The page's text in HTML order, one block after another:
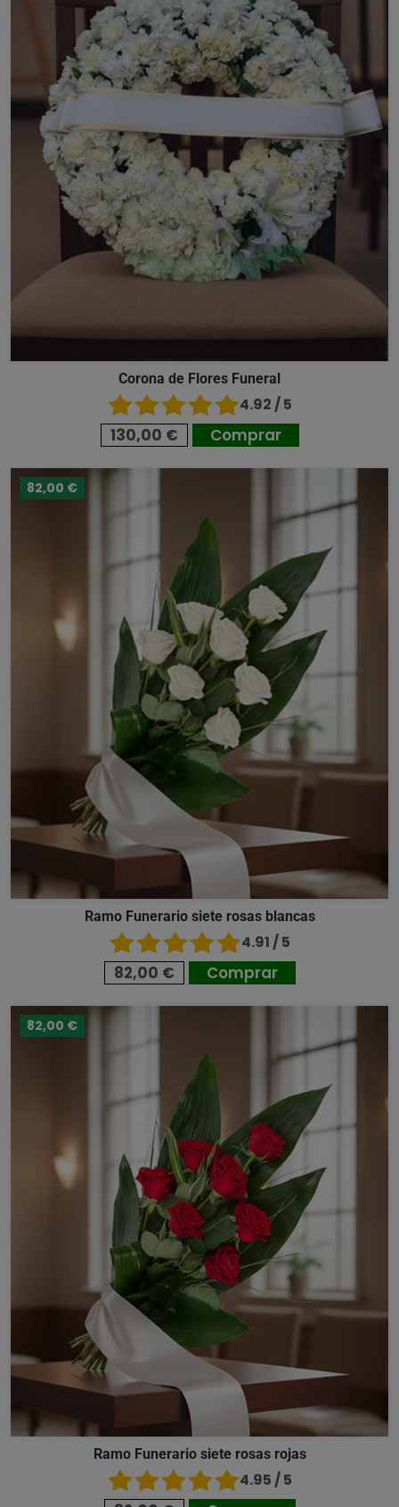
Corona de Flores Funeral
4.92 / 5
130,00 € Comprar
82,00 €
Ramo Funerario siete rosas blancas
4.91 / 5
82,00 € Comprar
82,00 €
Ramo Funerario siete rosas rojas
4.95 / 5